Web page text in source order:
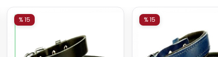
% 15 % 15